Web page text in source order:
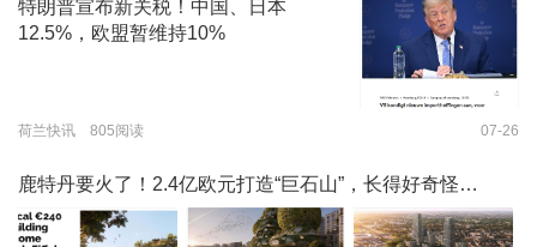
特朗普宣布新关税！中国、日本
12.5%，欧盟暂维持10%
荷兰快讯 805阅读 07-26
鹿特丹要火了！2.4亿欧元打造“巨石山”，长得好奇怪…